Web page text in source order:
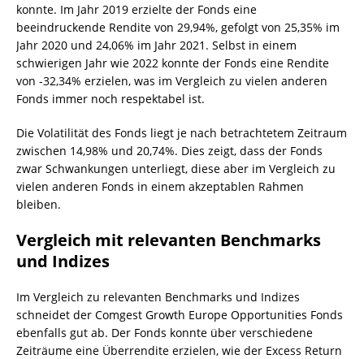
konnte. Im Jahr 2019 erzielte der Fonds eine
beeindruckende Rendite von 29,94%, gefolgt von 25,35% im
Jahr 2020 und 24,06% im Jahr 2021. Selbst in einem
schwierigen Jahr wie 2022 konnte der Fonds eine Rendite
von -32,34% erzielen, was im Vergleich zu vielen anderen
Fonds immer noch respektabel ist.
Die Volatilität des Fonds liegt je nach betrachtetem Zeitraum
zwischen 14,98% und 20,74%. Dies zeigt, dass der Fonds
zwar Schwankungen unterliegt, diese aber im Vergleich zu
vielen anderen Fonds in einem akzeptablen Rahmen
bleiben.
Vergleich mit relevanten Benchmarks
und Indizes
Im Vergleich zu relevanten Benchmarks und Indizes
schneidet der Comgest Growth Europe Opportunities Fonds
ebenfalls gut ab. Der Fonds konnte über verschiedene
Zeiträume eine Überrendite erzielen, wie der Excess Return